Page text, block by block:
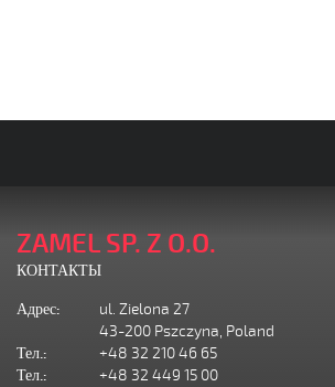
ZAMEL SP. Z O.O.
КОНТАКТЫ
Адрес:
ul. Zielona 27
43-200 Pszczyna, Poland
Тел.:
+48 32 210 46 65
Тел.:
+48 32 449 15 00